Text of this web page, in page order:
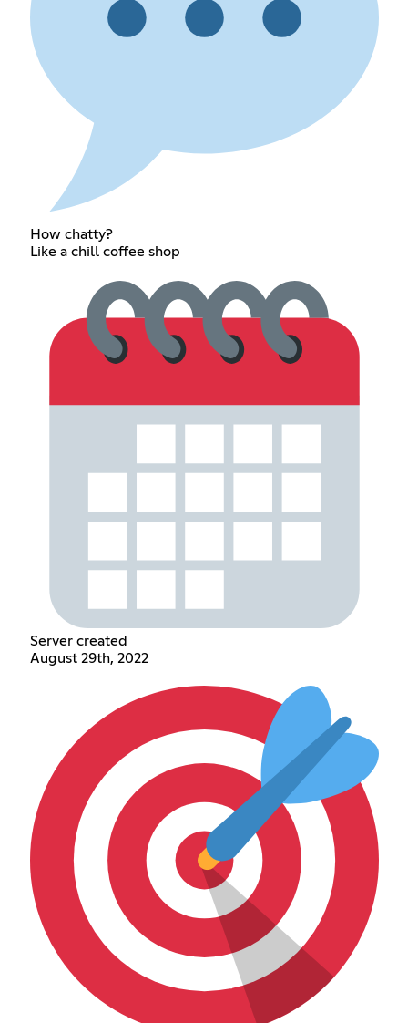
How chatty?
Like a chill coffee shop
Server created
August 29th, 2022